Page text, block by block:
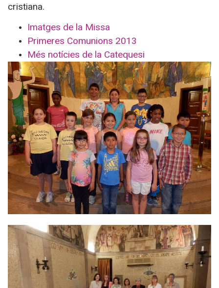
cristiana.
Imatges de la Missa
Primeres Comunions 2013
Més notícies de la Catequesi